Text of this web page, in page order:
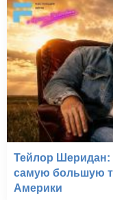
Тейлор Шеридан:
самую большую
Америки